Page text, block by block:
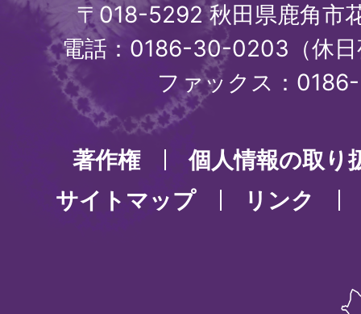
〒018-5292 秋田県鹿角市
電話：0186-30-0203（休
ファックス：
著作権
個人情報の取り
サイトマップ
リンク